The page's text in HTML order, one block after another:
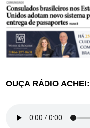
OUÇA RÁDIO ACHEI: